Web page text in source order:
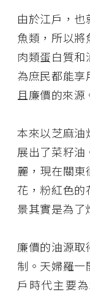
由於江戶，
魚類，所以
肉類蛋白質
為庶民都能享
且廉價的來源
本來以芝麻油
展出了菜籽
麗，現在關
花，粉紅色
景其實是為了
廉價的油源
制。天婦羅
戶時代主要